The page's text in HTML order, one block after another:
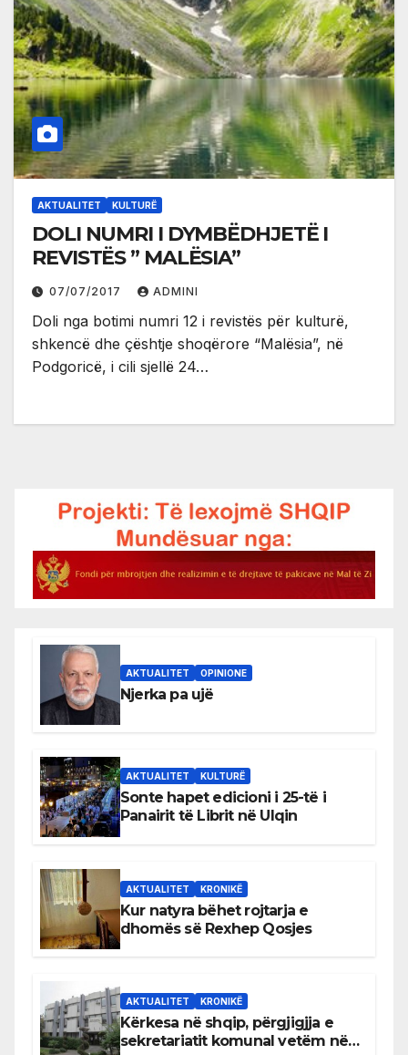
AKTUALITET KULTURË
DOLI NUMRI I DYMBËDHJETË I
REVISTËS ” MALËSIA”
07/07/2017 ADMINI
Doli nga botimi numri 12 i revistës për kulturë,
shkencë dhe çështje shoqërore “Malësia”, në
Podgoricë, i cili sjellë 24…
AKTUALITET OPINIONE
Njerka pa ujë
AKTUALITET KULTURË
Sonte hapet edicioni i 25-të i
Panairit të Librit në Ulqin
AKTUALITET KRONIKË
Kur natyra bëhet rojtarja e
dhomës së Rexhep Qosjes
AKTUALITET KRONIKË
Kërkesa në shqip, përgjigjja e
sekretariatit komunal vetëm në